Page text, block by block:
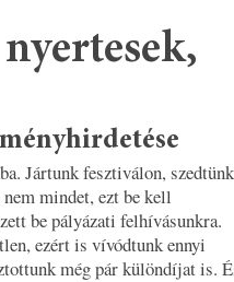
Jártunk fesztiválon,
mindet, ezt be kell
be pályázati felhívásunkra.
ezért is vívódtunk ennyi
még pár különdíjat is.